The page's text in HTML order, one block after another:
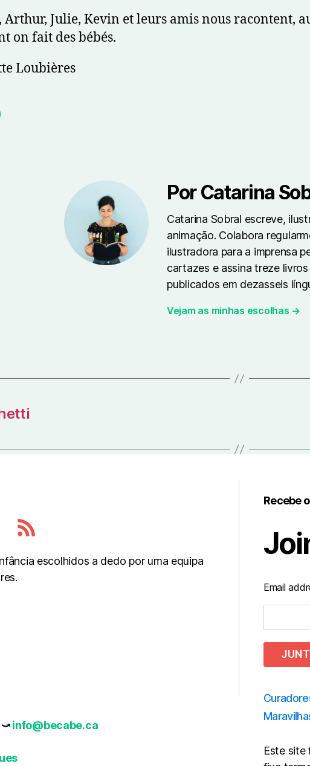
Julie, Kevin et leurs amis nous racontent,
on fait des bébés.
Loubières
Por Catarina
Catarina Sobral escreve,
animação. Colabora
ilustradora para a imprensa
cartazes e assina treze
publicados em dezasseis
Vejam as minhas escolhas →
escolhidos a dedo por uma equipa
Recebe
Email
⤻info@becabe.ca
Este site